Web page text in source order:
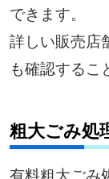
できます。
詳しい販売店
も確認するこ
粗大ごみ処
有料粗大ごみ